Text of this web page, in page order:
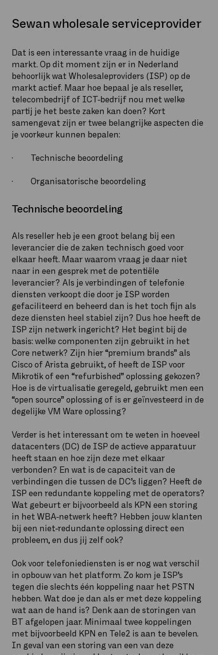
Sewan wholesale serviceprovider
Dat is een interessante vraag in de huidige
markt. Op dit moment zijn er in Nederland
behoorlijk wat Wholesaleproviders (ISP) op de
markt actief. Maar hoe bepaal je als reseller,
telecombedrijf of ICT-bedrijf nou met welke
partij je het beste zaken kan doen? Kort
samengevat zijn er twee belangrijke aspecten die
je voorkeur kunnen bepalen:
· Technische beoordeling
· Organisatorische beoordeling
Technische beoordeling
Als reseller heb je een groot belang bij een
leverancier die de zaken technisch goed voor
elkaar heeft. Maar waarom vraag je daar niet
naar in een gesprek met de potentiële
leverancier? Als je verbindingen of telefonie
diensten verkoopt die door je ISP worden
gefaciliteerd en beheerd dan is het toch fijn als
deze diensten heel stabiel zijn? Dus hoe heeft de
ISP zijn netwerk ingericht? Het begint bij de
basis: welke componenten zijn gebruikt in het
Core netwerk? Zijn hier “premium brands” als
Cisco of Arista gebruikt, of heeft de ISP voor
Mikrotik of een “refurbished” oplossing gekozen?
Hoe is de virtualisatie geregeld, gebruikt men een
“open source” oplossing of is er geïnvesteerd in de
degelijke VM Ware oplossing?
Verder is het interessant om te weten in hoeveel
datacenters (DC) de ISP de actieve apparatuur
heeft staan en hoe zijn deze met elkaar
verbonden? En wat is de capaciteit van de
verbindingen die tussen de DC’s liggen? Heeft de
ISP een redundante koppeling met de operators?
Wat gebeurt er bijvoorbeeld als KPN een storing
in het WBA-netwerk heeft? Hebben jouw klanten
bij een niet-redundante oplossing direct een
probleem, en dus jij zelf ook?
Ook voor telefoniediensten is er nog wat verschil
in opbouw van het platform. Zo kom je ISP’s
tegen die slechts één koppeling naar het PSTN
hebben. Wat doe je dan als er met deze koppeling
wat aan de hand is? Denk aan de storingen van
BT afgelopen jaar. Minimaal twee koppelingen
met bijvoorbeeld KPN en Tele2 is aan te bevelen.
In geval van een storing van een van deze